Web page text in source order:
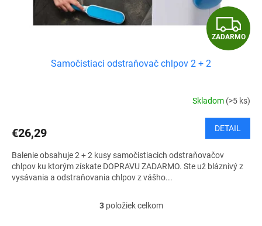
Z
A
A
R
M
O
ZADARMO
Samočistiaci odstraňovač chlpov 2 + 2
Skladom (>5 ks)
€26,29 DETAIL
Balenie obsahuje 2 + 2 kusy samočistiacich odstraňovačov
chlpov ku ktorým získate DOPRAVU ZADARMO. Ste už bláznivý z
vysávania a odstraňovania chlpov z vášho...
O
3položiek celkom